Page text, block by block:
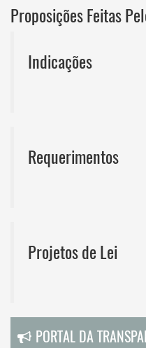
Proposições Feitas
Indicações
Requerimentos
Projetos de Lei
PORTAL DA